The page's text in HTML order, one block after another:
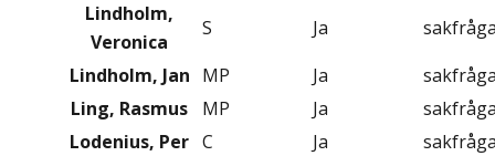
Lindholm,
Veronica
S Ja
Lindholm, Jan MP Ja
Ling, Rasmus
MP Ja
Lodenius, Per C Ja